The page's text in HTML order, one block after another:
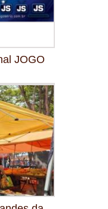
JOGO